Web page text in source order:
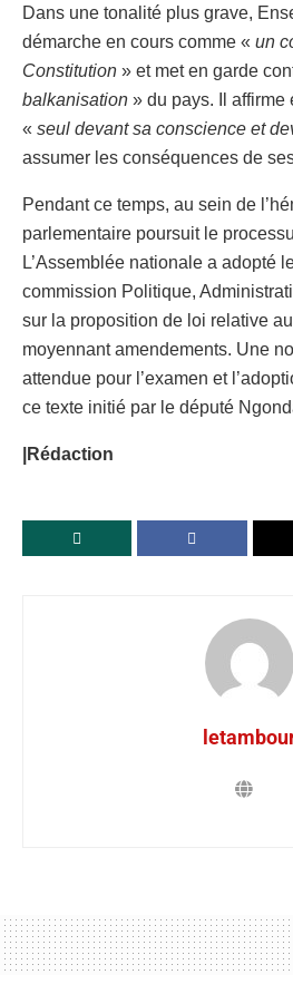
Dans une tonalité plus grave,
démarche en cours comme « un
Constitution » et met en garde
balkanisation » du pays. Il
« seul devant sa conscience et
assumer les conséquences de
Pendant ce temps, au sein de
parlementaire poursuit le
L’Assemblée nationale a adopté
commission Politique,
sur la proposition de loi relative
moyennant amendements. Une
attendue pour l’examen et
ce texte initié par le député
|Rédaction